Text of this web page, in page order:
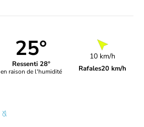
25°
Ressenti 28°
en raison de l'humidité
10 km/h
Rafales20 km/h